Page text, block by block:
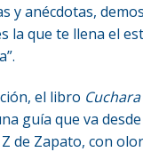
y anécdotas,
la que te llena el
el libro
guía que va desde
de Zapato, con